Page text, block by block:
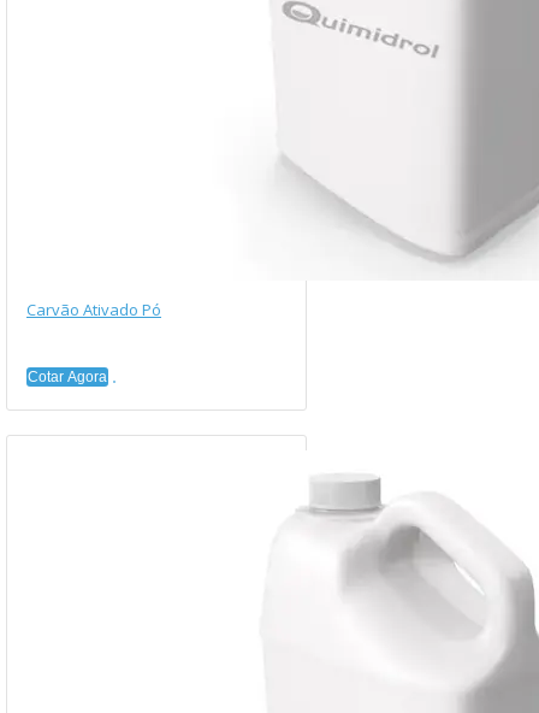
Carvão Ativado Pó
Cotar Agora